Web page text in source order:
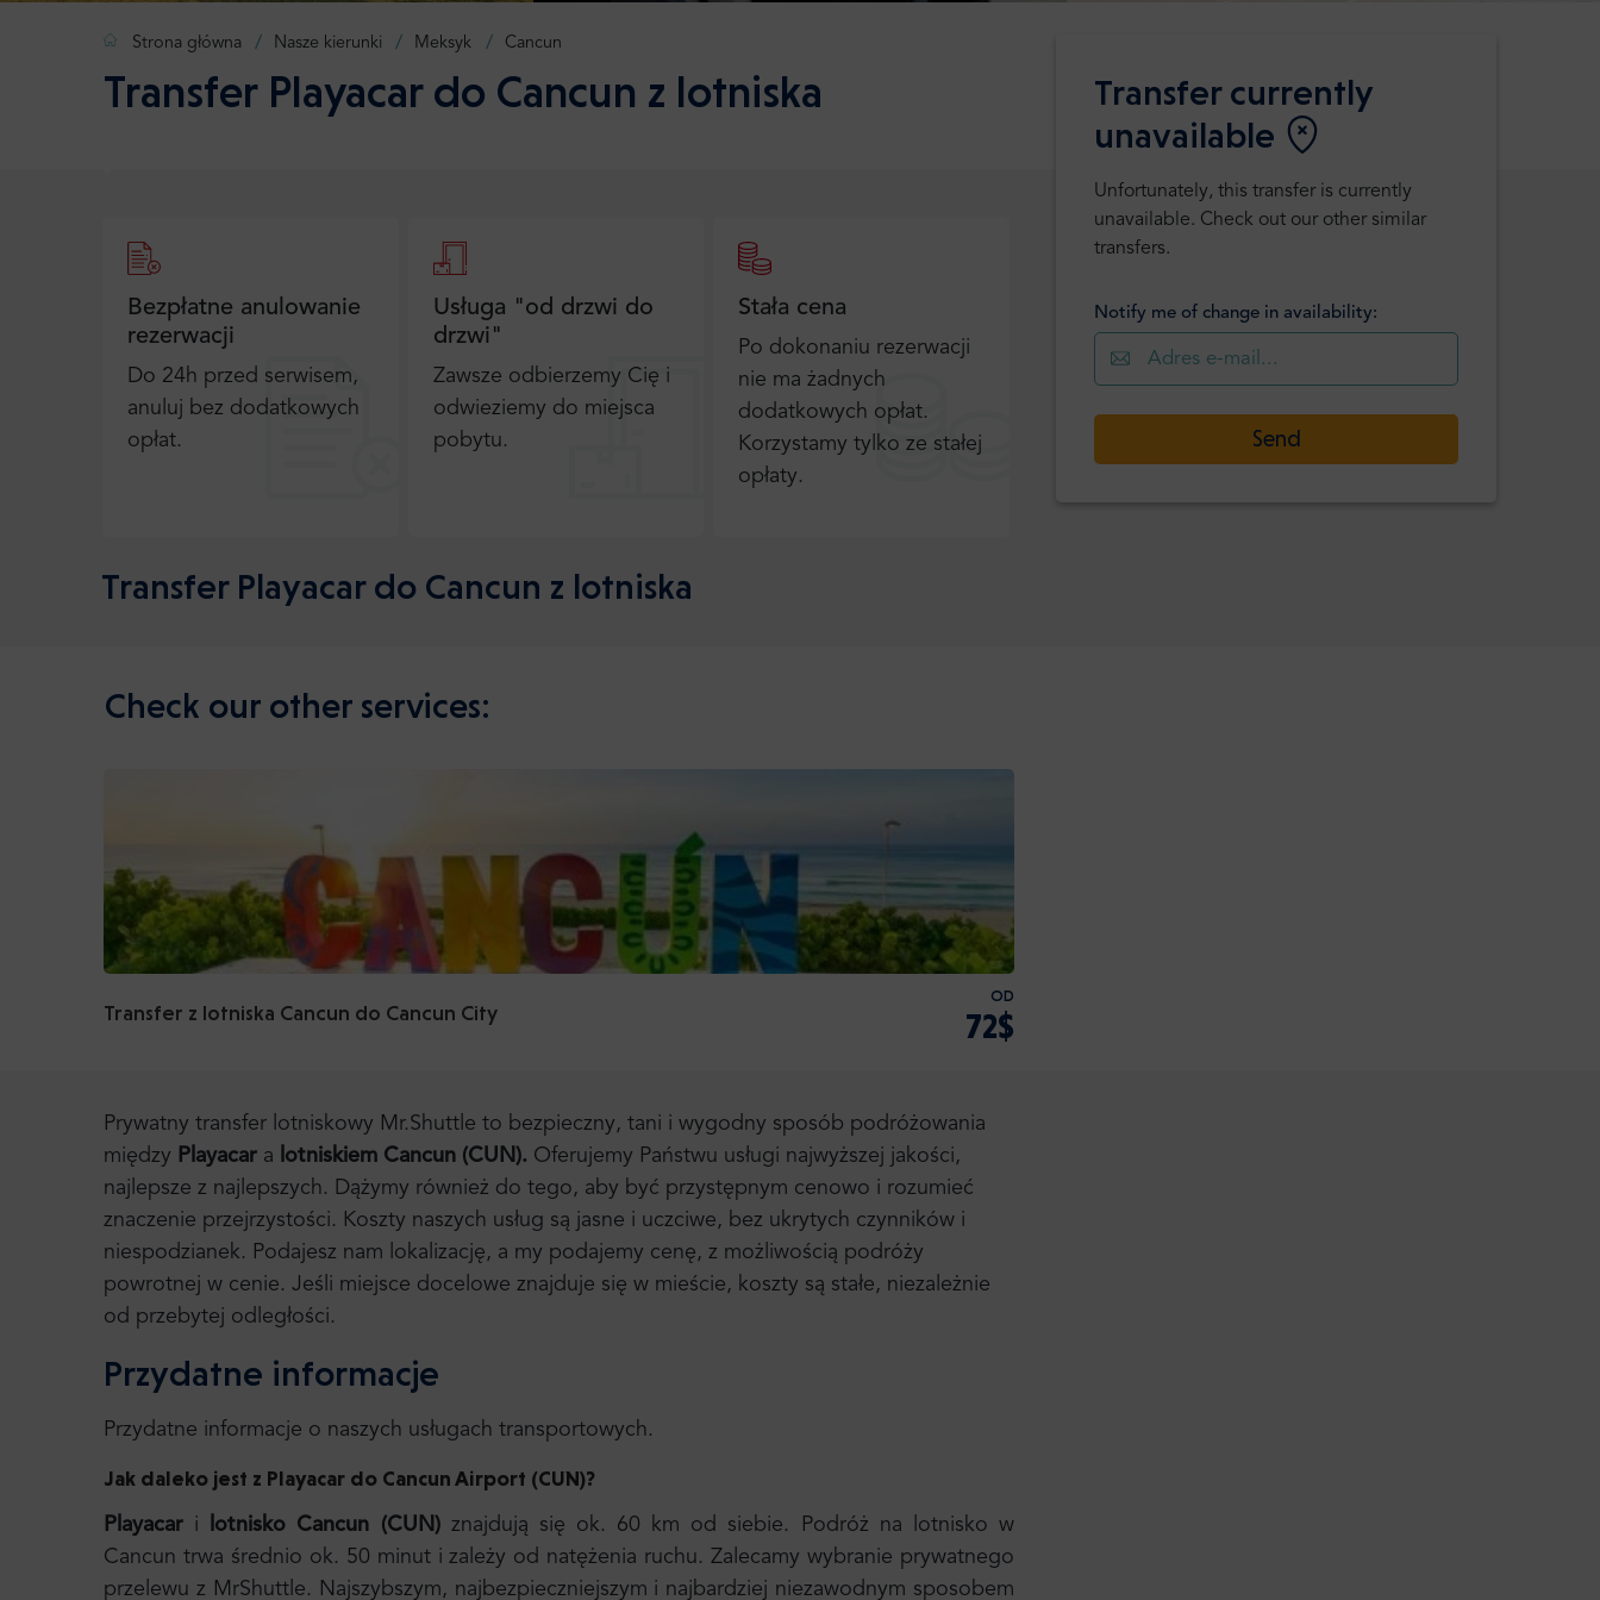
Strona główna Nasze kierunki Meksyk Cancun
Transfer Playacar do Cancun z lotniska
Transfer currently
unavailable
Unfortunately, this transfer is currently
unavailable. Check out our other similar
transfers.
Notify me of change in availability:
Send
Bezpłatne anulowanie
rezerwacji
Do 24h przed serwisem,
anuluj bez dodatkowych
opłat.
Usługa "od drzwi do
drzwi"
Zawsze odbierzemy Cię i
odwieziemy do miejsca
pobytu.
Stała cena
Po dokonaniu rezerwacji
nie ma żadnych
dodatkowych opłat.
Korzystamy tylko ze stałej
opłaty.
Transfer Playacar do Cancun z lotniska
Check our other services:
Transfer z lotniska Cancun do Cancun City
OD
72$
Prywatny transfer lotniskowy Mr.Shuttle to bezpieczny, tani i wygodny sposób podróżowania
między Playacar a lotniskiem Cancun (CUN). Oferujemy Państwu usługi najwyższej jakości,
najlepsze z najlepszych. Dążymy również do tego, aby być przystępnym cenowo i rozumieć
znaczenie przejrzystości. Koszty naszych usług są jasne i uczciwe, bez ukrytych czynników i
niespodzianek. Podajesz nam lokalizację, a my podajemy cenę, z możliwością podróży
powrotnej w cenie. Jeśli miejsce docelowe znajduje się w mieście, koszty są stałe, niezależnie
od przebytej odległości.
Przydatne informacje
Przydatne informacje o naszych usługach transportowych.
Jak daleko jest z Playacar do Cancun Airport (CUN)?
Playacar i lotnisko Cancun (CUN)znajdują się ok. 60 km od siebie. Podróż na lotnisko w
Cancun trwa średnio ok. 50 minut i zależy od natężenia ruchu. Zalecamy wybranie prywatnego
przelewu z MrShuttle. Najszybszym, najbezpieczniejszym i najbardziej niezawodnym sposobem